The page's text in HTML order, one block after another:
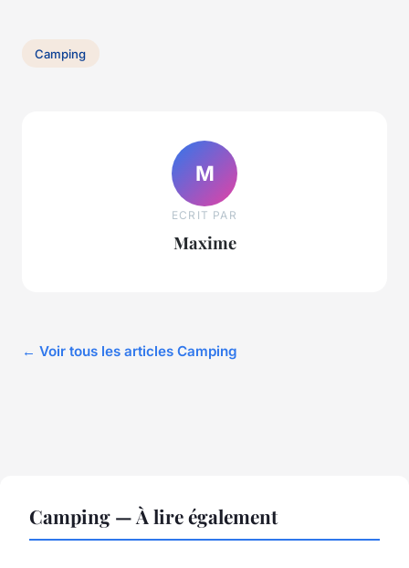
Camping
M
ECRIT PAR
Maxime
← Voir tous les articles Camping
Camping — À lire également